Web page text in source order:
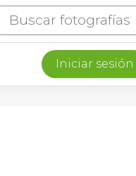
Iniciar sesión